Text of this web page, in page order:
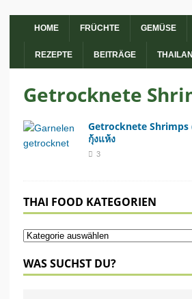
HOME FRÜCHTE GEMÜSE
REZEPTE BEITRÄGE
Getrocknete
Getrocknete Shrimps
กุ้งแห้ง
3
THAI FOOD KATEGORIEN
WAS SUCHST DU?